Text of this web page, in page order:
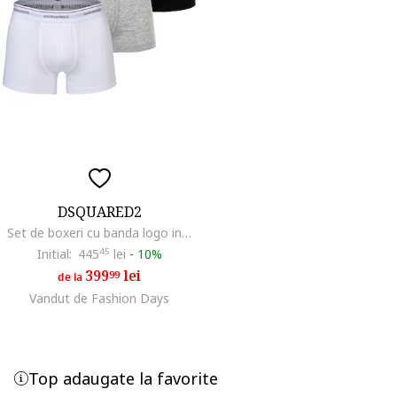
DSQUARED2
Set de boxeri cu banda logo in talie - 3 perechi, Alb/Negru/Gri
Initial: 44545 lei - 10%
de la 39999lei
Vandut de Fashion Days
Top adaugate la favorite